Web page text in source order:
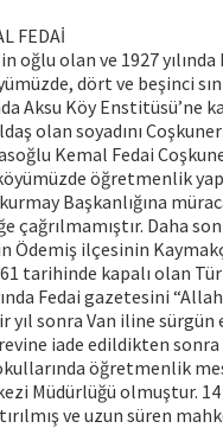
FEDAİ
oğlu olan ve 1927
dört ve beşinci
Aksu Köy Enstitüsü’ne
olan soyadını
Kemal Fedai
öğretmenlik
Başkanlığına
çağrılmamıştır. Daha
Ödemiş ilçesinin
tarihinde kapalı olan
Fedai gazetesini
yıl sonra Van iline
iade edildikten
öğretmenlik
Müdürlüğü olmuştur.
ve uzun süren